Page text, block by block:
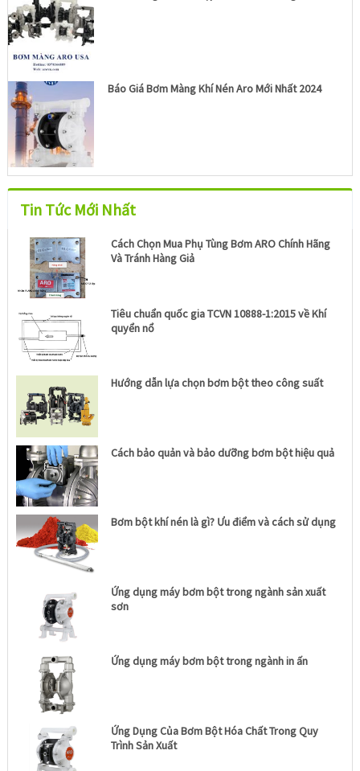
Báo Giá Bơm Màng Khí Nén Aro Mới Nhất 2024
Tin Tức Mới Nhất
Cách Chọn Mua Phụ Tùng Bơm ARO Chính Hãng
Và Tránh Hàng Giả
Tiêu chuẩn quốc gia TCVN 10888-1:2015 về Khí
quyển nổ
Hướng dẫn lựa chọn bơm bột theo công suất
Cách bảo quản và bảo dưỡng bơm bột hiệu quả
Bơm bột khí nén là gì? Ưu điểm và cách sử dụng
Ứng dụng máy bơm bột trong ngành sản xuất
sơn
Ứng dụng máy bơm bột trong ngành in ấn
Ứng Dụng Của Bơm Bột Hóa Chất Trong Quy
Trình Sản Xuất